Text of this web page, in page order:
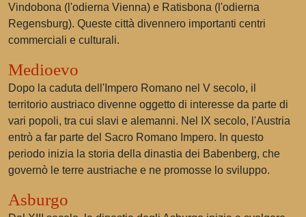
Vindobona (l'odierna Vienna) e Ratisbona (l'odierna
Regensburg). Queste città divennero importanti centri
commerciali e culturali.
Medioevo
Dopo la caduta dell'Impero Romano nel V secolo, il
territorio austriaco divenne oggetto di interesse da parte di
vari popoli, tra cui slavi e alemanni. Nel IX secolo, l'Austria
entrò a far parte del Sacro Romano Impero. In questo
periodo inizia la storia della dinastia dei Babenberg, che
governò le terre austriache e ne promosse lo sviluppo.
Asburgo